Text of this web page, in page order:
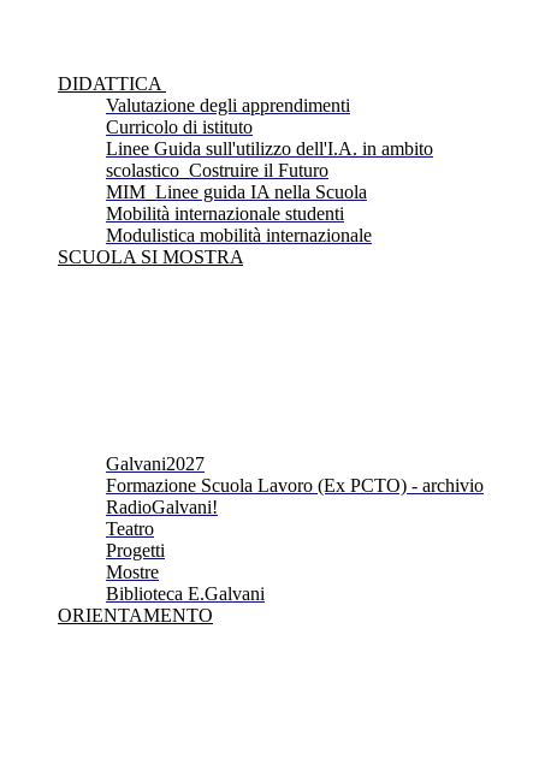
DIDATTICA
Valutazione degli apprendimenti
Curricolo di istituto
Linee Guida sull'utilizzo dell'I.A. in ambito
scolastico_Costruire il Futuro
MIM_Linee guida IA nella Scuola
Mobilità internazionale studenti
Modulistica mobilità internazionale
SCUOLA SI MOSTRA
Galvani2027
Formazione Scuola Lavoro (Ex PCTO) - archivio
RadioGalvani!
Teatro
Progetti
Mostre
Biblioteca E.Galvani
ORIENTAMENTO